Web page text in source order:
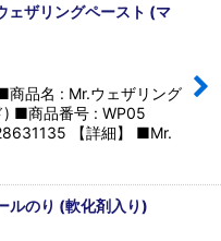
ザリングペースト (マ
品名 : Mr.ウェザリング
) ■商品番号 : WP05
【詳細】 ■Mr.
ルのり (軟化剤入り)